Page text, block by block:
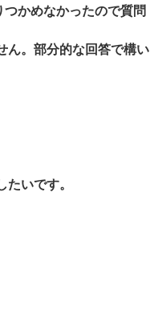
かめなかったので質問
ん。部分的な回答で構い
いです。